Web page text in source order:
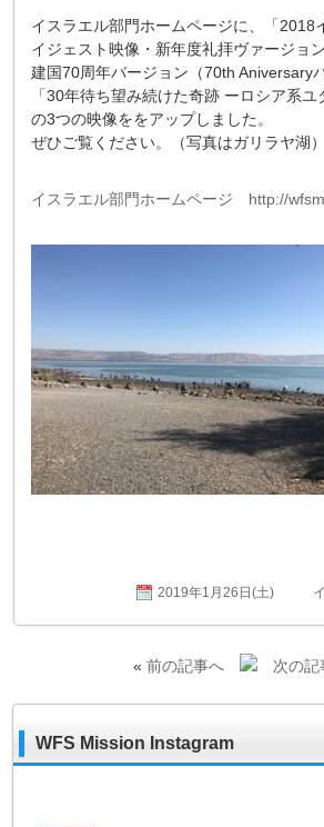
イスラエル部門ホームページに、「2018
イジェスト映像・新年度礼拝ヴァージョ
建国70周年バージョン（70th Aniversary
「30年待ち望み続けた奇跡 ーロシア系ユ
の3つの映像ををアップしました。
ぜひご覧ください。（写真はガリラヤ湖）
イスラエル部門ホームページ http://
2019年1月26日(土)
« 前の記事へ 次の記
WFS Mission Instagram